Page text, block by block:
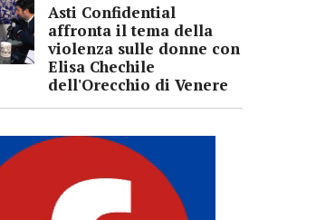
Asti Confidential
affronta il tema della
violenza sulle donne con
Elisa Chechile
dell'Orecchio di Venere